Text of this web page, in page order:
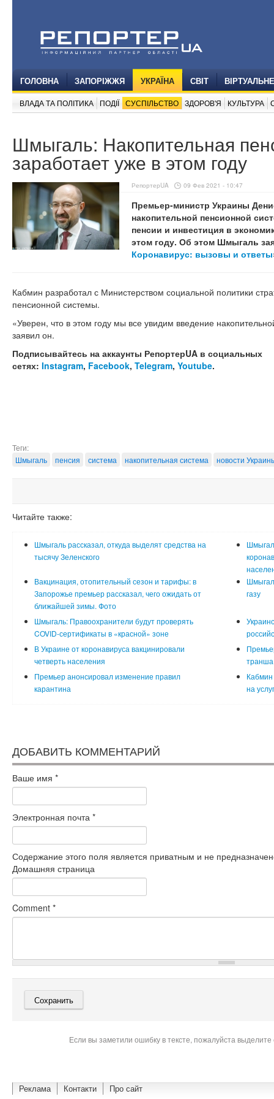
ГОЛОВНА ЗАПОРІЖЖЯ УКРАЇНА СВІТ
ВЛАДА ТА ПОЛІТИКА ПОДІЇ СУСПІЛЬСТВО ЗДОРОВ'Я КУЛЬТУРА
Шмыгаль: Накопительная
заработает уже в этом году
РепортерUA 09 Фев 2021 - 10:47
Премьер-министр Украины
накопительной пенсионной
пенсии и инвестиция в
этом году. Об этом Шмыгаль
Коронавирус: вызовы и ответы
Кабмин разработал с Министерством социальной политики
пенсионной системы.
«Уверен, что в этом году мы все увидим введение
заявил он.
Подписывайтесь на аккаунты РепортерUA в социальных
сетях: Instagram, Facebook, Telegram, Youtube.
Теги:
Шмыгаль
пенсия система накопительная система новости
Читайте также:
Шмыгаль рассказал, откуда выделят средства на
тысячу Зеленского
Вакцинация, отопительный сезон и тарифы: в
Запорожье премьер рассказал, чего ожидать от
ближайшей зимы. Фото
газу
Шмыгаль: Правоохранители будут проверять
COVID-сертификаты в «красной» зоне
В Украине от коронавируса вакцинировали
четверть населения
Премьер анонсировал изменение правил
карантина
на
ДОБАВИТЬ КОММЕНТАРИЙ
Ваше имя *
Электронная почта *
Содержание этого поля является приватным и не
Домашняя страница
Comment *
Если вы заметили ошибку в тексте, пожалуйста
Реклама Контакти Про сайт